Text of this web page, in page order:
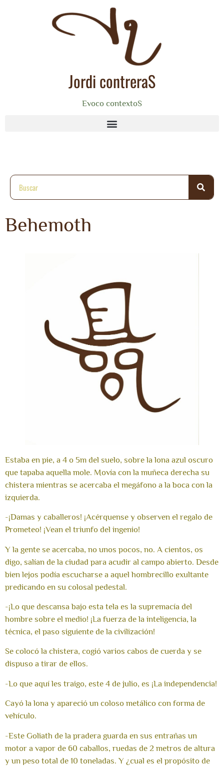
Jordi contreraS
Evoco contextoS
Behemoth
Estaba en pie, a 4 o 5m del suelo, sobre la lona azul oscuro
que tapaba aquella mole. Movía con la muñeca derecha su
chistera mientras se acercaba el megáfono a la boca con la
izquierda.
-¡Damas y caballeros! ¡Acérquense y observen el regalo de
Prometeo! ¡Vean el triunfo del ingenio!
Y la gente se acercaba, no unos pocos, no. A cientos, os
digo, salían de la ciudad para acudir al campo abierto. Desde
bien lejos podía escucharse a aquel hombrecillo exultante
predicando en su colosal pedestal.
-¡Lo que descansa bajo esta tela es la supremacía del
hombre sobre el medio! ¡La fuerza de la inteligencia, la
técnica, el paso siguiente de la civilización!
Se colocó la chistera, cogió varios cabos de cuerda y se
dispuso a tirar de ellos.
-Lo que aquí les traigo, este 4 de julio, es ¡La independencia!
Cayó la lona y apareció un coloso metálico con forma de
vehículo.
-Este Goliath de la pradera guarda en sus entrañas un
motor a vapor de 60 caballos, ruedas de 2 metros de altura
y un peso total de 10 toneladas. Y ¿cual es el propósito de